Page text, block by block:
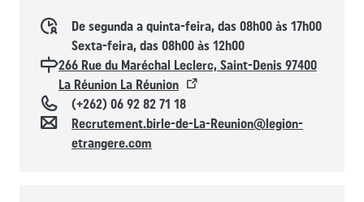
Horaires d'ouverture
De segunda a quinta-feira, das 08h00 às 17h00
Sexta-feira, das 08h00 às 12h00
Localisation
266 Rue du Maréchal Leclerc, Saint-Denis 97400
La Réunion La Réunion
Téléphone
(+262) 06 92 82 71 18
Contacto
Recrutement.birle-de-La-Reunion@legion-
etrangere.com